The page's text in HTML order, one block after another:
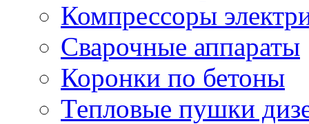
Компрессоры
Сварочные аппараты
Коронки по бетоны
Тепловые пушки